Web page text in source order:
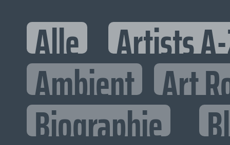
Alle Artists
Ambient Art
Biographie